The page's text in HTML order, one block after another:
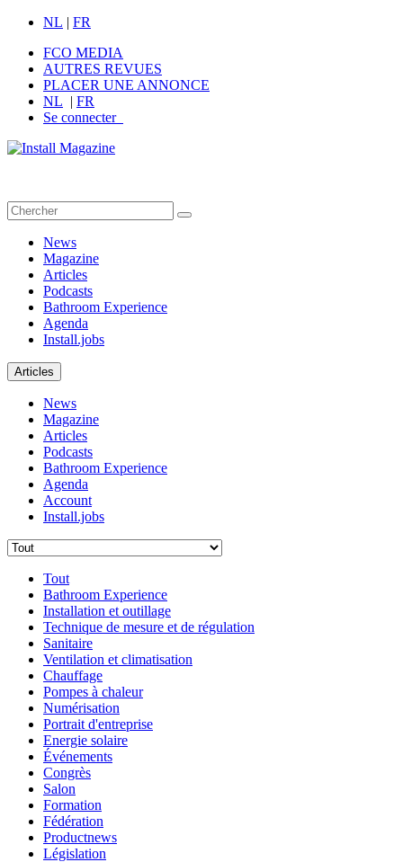
NL | FR
FCO MEDIA
AUTRES REVUES
PLACER UNE ANNONCE
NL | FR
Se connecter
News
Magazine
Articles
Podcasts
Bathroom Experience
Agenda
Install.jobs
Articles
News
Magazine
Articles
Podcasts
Bathroom Experience
Agenda
Account
Install.jobs
Tout
Bathroom Experience
Installation et outillage
Technique de mesure et de régulation
Sanitaire
Ventilation et climatisation
Chauffage
Pompes à chaleur
Numérisation
Portrait d'entreprise
Energie solaire
Événements
Congrès
Salon
Formation
Fédération
Productnews
Législation